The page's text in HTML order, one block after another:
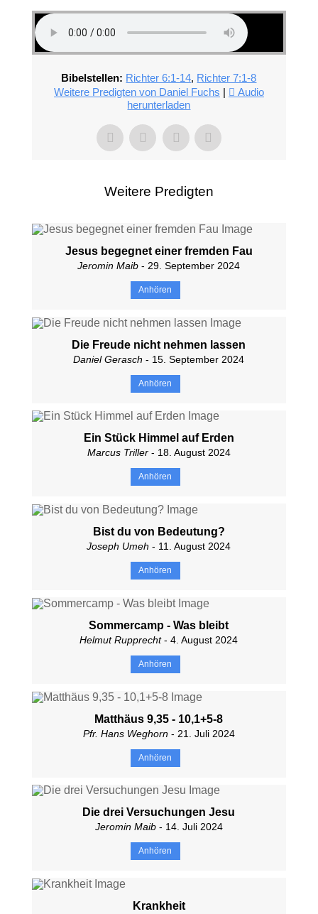
Bibelstellen: Richter 6:1-14, Richter 7:1-8
Weitere Predigten von Daniel Fuchs |
Audio
herunterladen
Weitere Predigten
Jesus begegnet einer fremden Fau
Jeromin Maib - 29. September 2024
Anhören
Die Freude nicht nehmen lassen
Daniel Gerasch - 15. September 2024
Anhören
Ein Stück Himmel auf Erden
Marcus Triller- 18. August 2024
Anhören
Bist du von Bedeutung?
Joseph Umeh - 11. August 2024
Anhören
Sommercamp - Was bleibt
Helmut Rupprecht- 4. August 2024
Anhören
Matthäus 9,35 - 10,1+5-8
Pfr. Hans Weghorn- 21. Juli 2024
Anhören
Die drei Versuchungen Jesu
Jeromin Maib- 14. Juli 2024
Anhören
Krankheit